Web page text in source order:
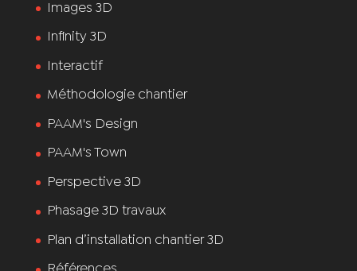
Images 3D
Infinity 3D
Interactif
Méthodologie chantier
PAAM's Design
PAAM's Town
Perspective 3D
Phasage 3D travaux
Plan d’installation chantier 3D